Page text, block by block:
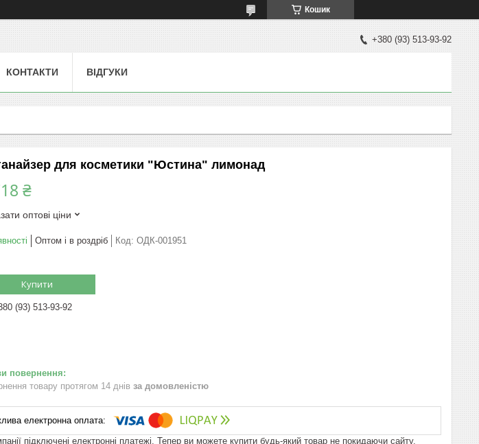
Кошик
+380 (93) 513-93-92
КОНТАКТИ ВІДГУКИ
для косметики "Юстина" лимонад
₴
оптові ціни
Оптом і в роздріб Код: ОДК-001951
Купити
(93) 513-93-92
товару протягом 14 днів за домовленістю
підключені електронні платежі. Тепер ви можете купити будь-який товар не покидаючи сайту.